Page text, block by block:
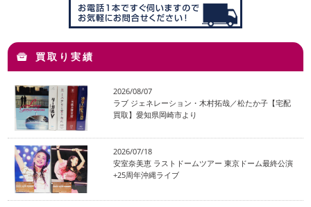
買取り実績
2026/08/07
ラブ ジェネレーション・木村拓哉／松たか子【宅配
買取】愛知県岡崎市より
2026/07/18
安室奈美恵 ラストドームツアー 東京ドーム最終公演
+25周年沖縄ライブ